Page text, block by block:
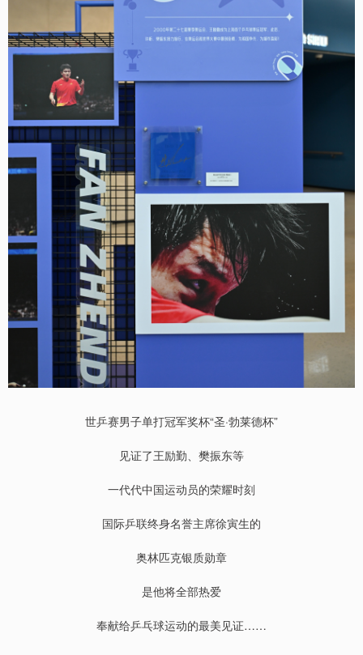
世乒赛男子单打冠军奖杯“圣·勃莱德杯”
见证了王励勤、樊振东等
一代代中国运动员的荣耀时刻
国际乒联终身名誉主席徐寅生的
奥林匹克银质勋章
是他将全部热爱
奉献给乒乓球运动的最美见证……